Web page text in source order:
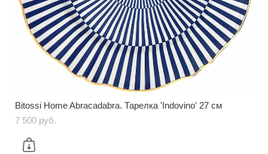
Bitossi Home Abracadabra. Тарелка 'Indovino' 27 см
7 500 pуб.